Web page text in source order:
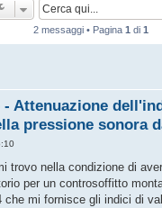
2 messaggi • Pagina 1 di 1
Attenuazione
pressione sonora
trovo nella condizione di
per un controsoffitto
che mi fornisce gli indici di